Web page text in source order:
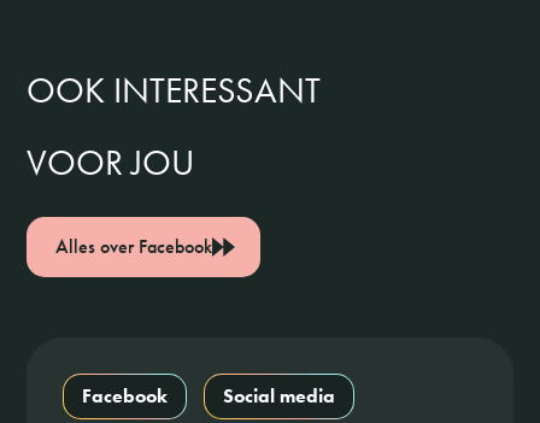
OOK INTERESSANT
VOOR JOU
Alles over Facebook
Facebook Social media